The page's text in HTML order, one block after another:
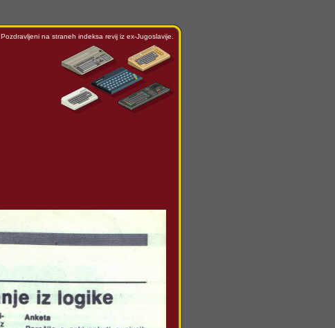
Pozdravljeni na straneh indeksa revij iz ex-Jugoslavije.